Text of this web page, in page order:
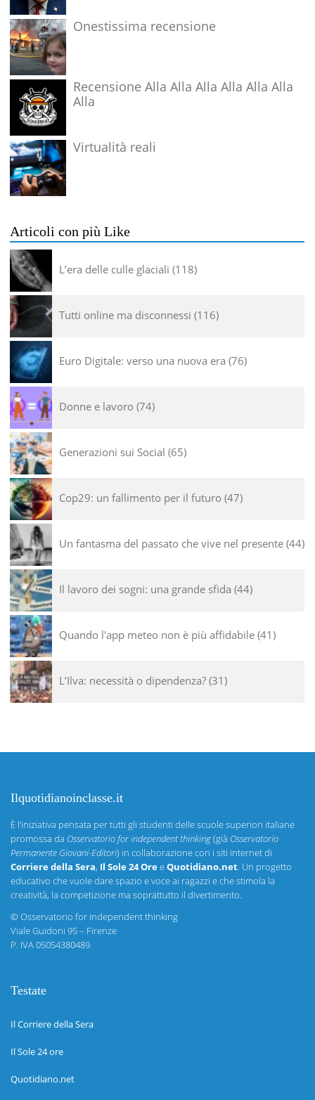
Onestissima recensione
Recensione Alla Alla Alla Alla Alla Alla
Alla
Virtualità reali
Articoli con più Like
L’era delle culle glaciali 118
Tutti online ma disconnessi 116
Euro Digitale: verso una nuova era 76
Donne e lavoro 74
Generazioni sui Social 65
Cop29: un fallimento per il futuro 47
Un fantasma del passato che vive nel presente 44
Il lavoro dei sogni: una grande sfida 44
Quando l'app meteo non è più affidabile 41
L’Ilva: necessità o dipendenza? 31
Ilquotidianoinclasse.it
È l’iniziativa pensata per tutti gli studenti delle scuole superiori italiane
promossa da Osservatorio for independent thinking(già Osservatorio
Permanente Giovani-Editori) in collaborazione con i siti internet di
Corriere della Sera, Il Sole 24 OreeQuotidiano.net. Un progetto
educativo che vuole dare spazio e voce ai ragazzi e che stimola la
creatività, la competizione ma soprattutto il divertimento.
©Osservatorio for independent thinking
Viale Guidoni 95 – Firenze
P. IVA 05054380489
Testate
Il Corriere della Sera
Il Sole 24 ore
Quotidiano.net